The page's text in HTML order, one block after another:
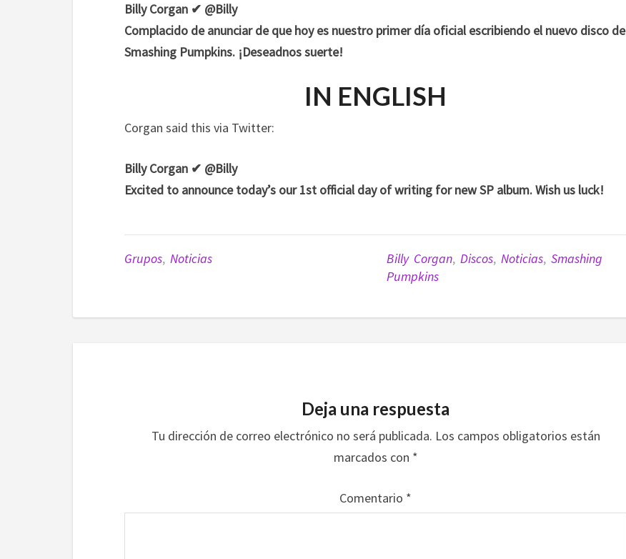
Billy Corgan ✔ @Billy
Complacido de anunciar de que hoy es nuestro primer día oficial escribiendo el nuevo disco de
Smashing Pumpkins. ¡Deseadnos suerte!
IN ENGLISH
Corgan said this via Twitter:
Billy Corgan ✔ @Billy
Excited to announce today’s our 1st official day of writing for new SP album. Wish us luck!
Grupos, Noticias Billy Corgan, Discos, Noticias, Smashing
Pumpkins
Deja una respuesta
Tu dirección de correo electrónico no será publicada. Los campos obligatorios están
marcados con *
Comentario *